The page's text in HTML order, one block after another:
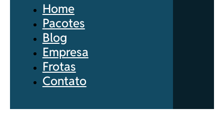
Home
Pacotes
Blog
Empresa
Frotas
Contato